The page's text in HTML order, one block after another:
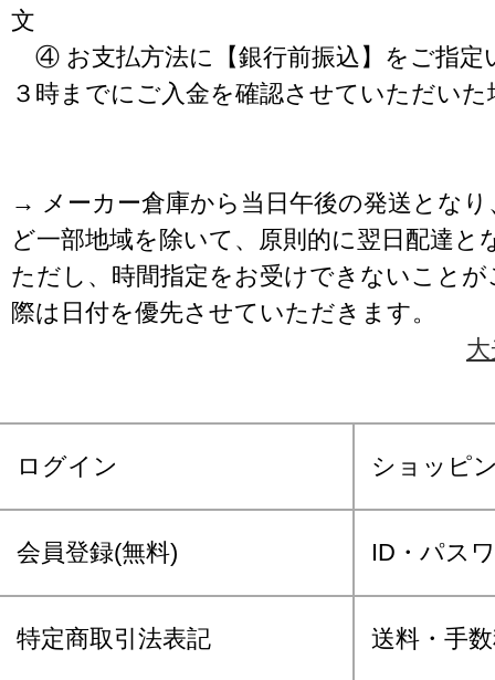
文
④ お支払方法に【銀行前振込】をご指定
３時までにご入金を確認させていただいた
→ メーカー倉庫から当日午後の発送となり
ど一部地域を除いて、原則的に翌日配達と
ただし、時間指定をお受けできないこと
際は日付を優先させていただきます。
ログイン ショッピ
会員登録(無料) ID・パス
特定商取引法表記 送料・手